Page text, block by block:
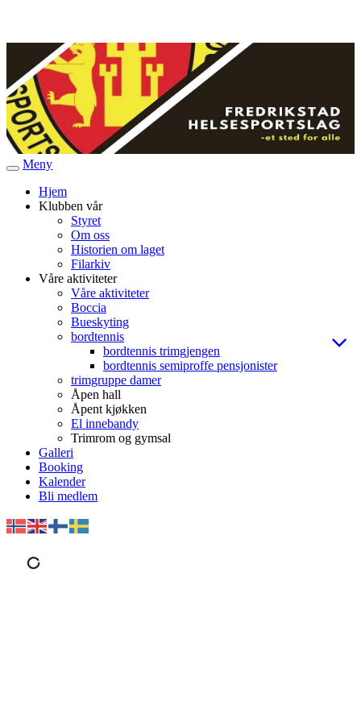
Veksle
navigasjon
Meny
Hjem
Klubben vår
Styret
Om oss
Historien om laget
Filarkiv
Våre aktiviteter
Våre aktiviteter
Boccia
Bueskyting
bordtennis
bordtennis trimgjengen
bordtennis semiproffe pensjonister
trimgruppe damer
Åpen hall
Åpent kjøkken
El innebandy
Trimrom og gymsal
Galleri
Booking
Kalender
Bli medlem